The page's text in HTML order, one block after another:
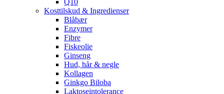
Q10
Kosttilskud & Ingredienser
Blåbær
Enzymer
Fibre
Fiskeolie
Ginseng
Hud, hår & negle
Kollagen
Ginkgo Biloba
Laktoseintolerance